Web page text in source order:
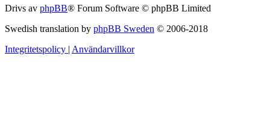
Drivs av phpBB® Forum Software © phpBB Limited
Swedish translation by phpBB Sweden © 2006-2018
Integritetspolicy | Användarvillkor